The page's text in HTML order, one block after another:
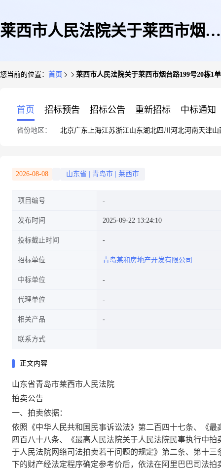
莱西市人民法院关于莱西市烟台
您当前的位置： 首页 莱西市人民法院关于莱西市烟台路199号20栋1
首页 招标预告 招标公告 重新招标 中标通知
省份地区： 北京广东 上海江苏浙江山东湖北四川 河北河南天津山
2026-08-08 山东省 青岛市 莱西市
项目编号
发布时间 2025-09-22 13:24:10
投标截止时间
招标单位 青岛某和房地产开发有限公司
中标单位
代理单位
相关产品
联系方式
正文内容
山东省青岛市莱西市人民法院
拍卖公告
一、拍卖依据：
依照《中华人民共和国民事诉讼法》第二百四十七条、《最
四百八十八条、《最高人民法院关于人民法院民事执行中
于人民法院网络司法拍卖若干问题的规定》第二条、第十
下的财产经法定程序确定参考价后，依法在 阿里巴巴司法拍